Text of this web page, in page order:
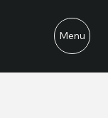
Menu